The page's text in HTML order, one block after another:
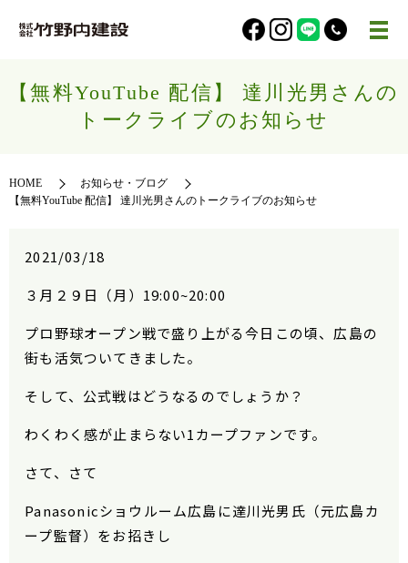
【無料YouTube 配信】 達川光男さんの
トークライブのお知らせ
HOME
お知らせ・ブログ
【無料YouTube 配信】 達川光男さんのトークライブのお知らせ
2021/03/18
３月２９日（月）19:00~20:00
プロ野球オープン戦で盛り上がる今日この頃、広島の
街も活気ついてきました。
そして、公式戦はどうなるのでしょうか？
わくわく感が止まらない1カープファンです。
さて、さて
Panasonicショウルーム広島に達川光男氏（元広島カ
ープ監督）をお招きし